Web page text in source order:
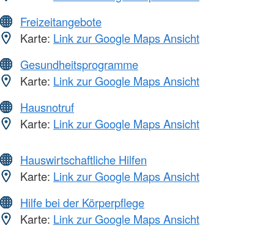
Freizeitangebote
Karte: Link zur Google Maps Ansicht
Gesundheitsprogramme
Karte: Link zur Google Maps Ansicht
Hausnotruf
Karte: Link zur Google Maps Ansicht
Hauswirtschaftliche Hilfen
Karte: Link zur Google Maps Ansicht
Hilfe bei der Körperpflege
Karte: Link zur Google Maps Ansicht